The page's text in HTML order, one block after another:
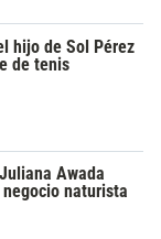
hijo de Sol Pérez
de tenis
Awada
naturista